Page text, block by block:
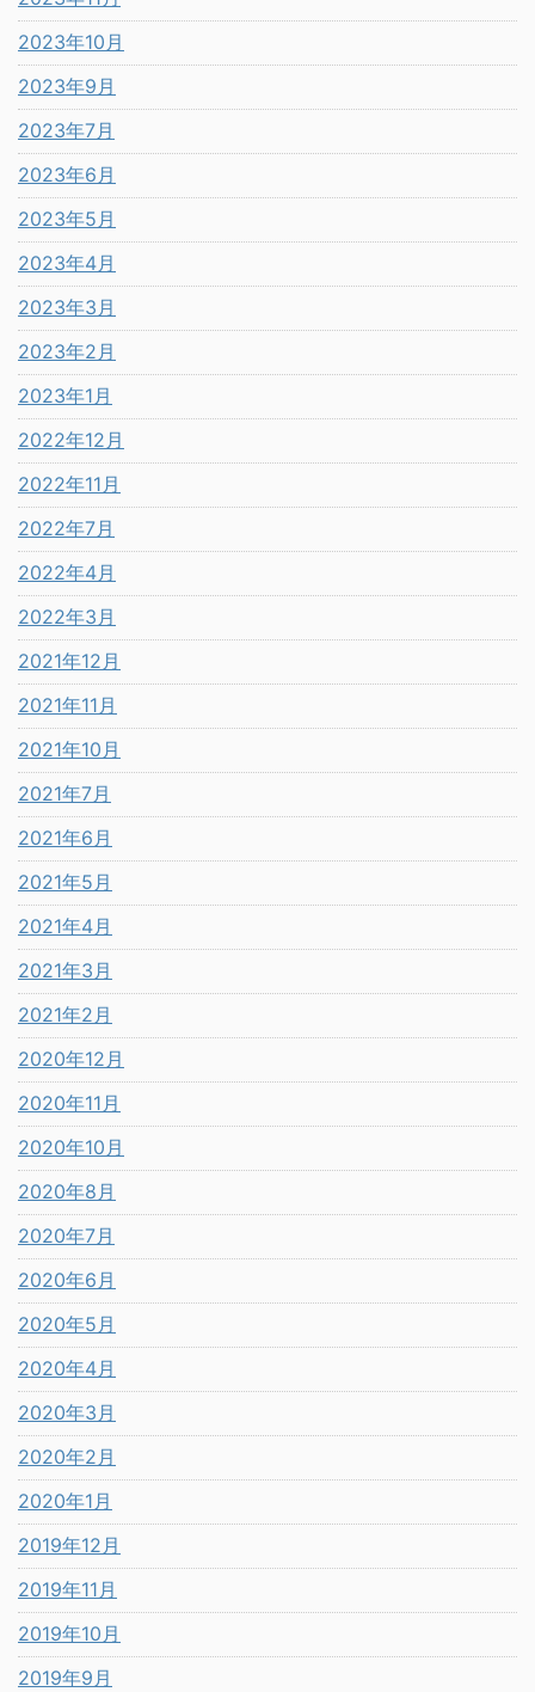
2023年10月
2023年9月
2023年7月
2023年6月
2023年5月
2023年4月
2023年3月
2023年2月
2023年1月
2022年12月
2022年11月
2022年7月
2022年4月
2022年3月
2021年12月
2021年11月
2021年10月
2021年7月
2021年6月
2021年5月
2021年4月
2021年3月
2021年2月
2020年12月
2020年11月
2020年10月
2020年8月
2020年7月
2020年6月
2020年5月
2020年4月
2020年3月
2020年2月
2020年1月
2019年12月
2019年11月
2019年10月
2019年9月